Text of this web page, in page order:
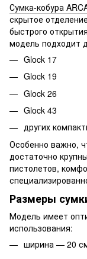
Сумка-кобура
скрытое
быстрого
модель подходит
Glock 17
Glock 19
Glock 26
Glock 43
других
Особенно важно,
достаточно
пистолетов,
Размеры
Модель имеет
использования:
ширина — 20